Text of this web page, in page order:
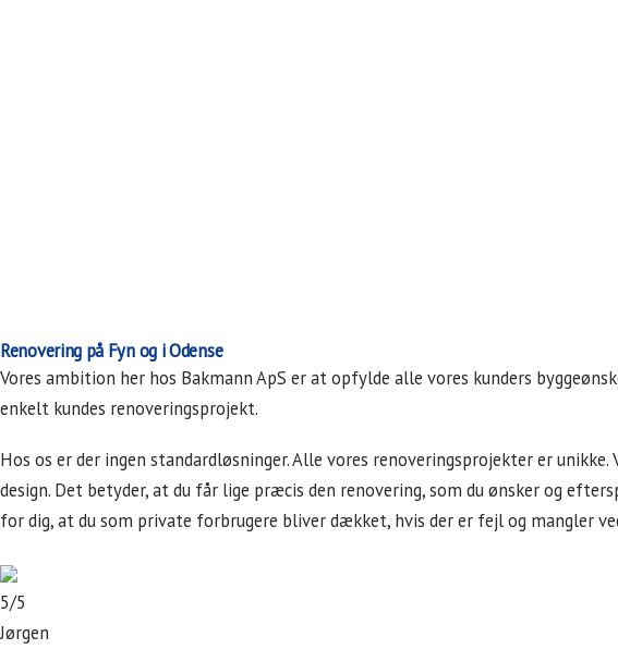
Renovering på Fyn og i Odense
Vores ambition her hos Bakmann ApS er at opfylde alle vores kunders
enkelt kundes renoveringsprojekt.
Hos os er der ingen standardløsninger. Alle vores renoveringsprojekter er
design. Det betyder, at du får lige præcis den renovering, som du ønsker og
for dig, at du som private forbrugere bliver dækket, hvis der er fejl og mangler
5/5
Jørgen